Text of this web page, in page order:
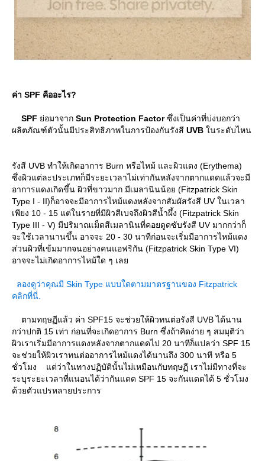
ค่า SPF คืออะไร?
SPF ่อมาจาก Sun Protection Factorซึ่งเป็นค่าที่บ่งบอกว่า
ผลิตภัณฑ์ตัวนั้นมีประสิทธิภาพในการป้องกันรังสี UVB นระดับไหน
รังสี UVB ทำให้เกิดอาการ Burn หรือไหม้ และผิวแดง (Erythema)
ซึ่งผิวแต่ละประเภทก็มีระยะเวลาไม่เท่ากันหลังจากตากแดดแล้วจะมี
อาการแดงเกิดขึ้น ผิวที่ขาวมาก มีเมลานินน้อย (Fitzpatrick Skin
Type I - II)ก็อาจจะมีอาการไหม้แดงหลังจากสัมผัสรังสี UV ในเวลา
เพียง 10 - 15 แต่ในรายที่มีผิวสีเบจถึงผิวสีน้ำผึ้ง (Fitzpatrick Skin
Type III - V) มีปริมาณเม็ดสีเมลานินที่คอยดูดซับรังสี UV มากกว่าก็
จะใช้เวลานานขึ้น อาจจะ 20 - 30 นาทีก่อนจะเริ่มมีอาการไหม้แดง
ส่วนผิวที่เข้มมากจนอย่างคนแอฟริกัน (Fitzpatrick Skin Type VI)
อาจจะไม่เกิดอาการไหม้ใด ๆ เล
ลองดูว่าคุณมี Skin Type แบบใดตามมาตรฐานของ Fitzpatrick
คลิกที่นี่.
ตามทฤษฏีแล้ว ค่า SPF15 จะช่วยให้ผิวทนต่อรังสี UVB ได้นาน
กว่าปกติ 15 เท่า ก่อนที่จะเกิดอาการ Burn ซึ่งถ้าคิดง่าย ๆ สมมุติว่า
ผิวเราเริ่มมีอาการแดงหลังจากตากแดดไป 20 นาทีก็แปลว่า SPF 15
จะช่วยให้ผิวเราทนต่ออาการไหม้แดงได้นานถึง 300 นาที หรือ 5
ชั่วโมง แต่ว่าในทางปฏิบัตินั้นไม่เหมือนกับทฤษฏี เราไม่มีทางที่จะ
ระบุระยะเวลาที่แนอนได้ว่ากันแดด SPF 15 จะกันแดดได้ 5 ชั่วโมง
ด้วยตัวแปรหลายประการ